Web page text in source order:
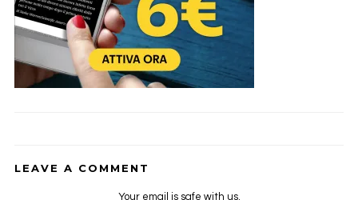
LEAVE A COMMENT
Your email is safe with us.